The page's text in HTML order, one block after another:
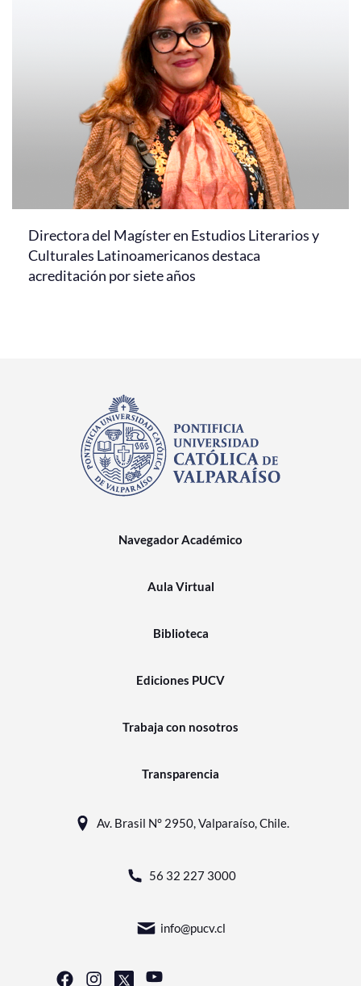
Directora del Magíster en Estudios Literarios y
Culturales Latinoamericanos destaca
acreditación por siete años
Navegador Académico
Aula Virtual
Biblioteca
Ediciones PUCV
Trabaja con nosotros
Transparencia
Av. Brasil N° 2950, Valparaíso, Chile.
56 32 227 3000
info@pucv.cl